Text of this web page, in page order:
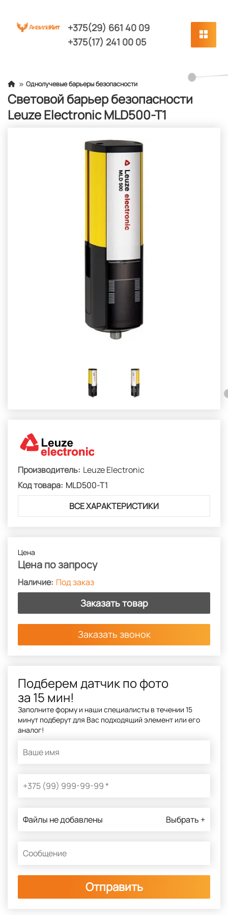
+375(29) 661 40 09
+375(17) 241 00 05
Однолучевые барьеры безопасности
Cветовой барьер безопасности
Leuze Electronic MLD500-T1
Производитель: Leuze Electronic
Код товара: MLD500-T1
ВСЕ ХАРАКТЕРИСТИКИ
Цена
Цена по запросу
Под заказ
Заказать товар
Заказать звонок
Подберем датчик по фото
за 15 мин!
Заполните форму и наши специалисты в течении 15
минут подберут для Вас подходящий элемент или его
аналог!
Файлы не добавлены Выбрать +
Отправить